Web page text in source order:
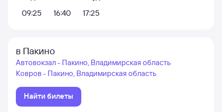
09:25
16:40
17:25
в Пакино
Автовокзал - Пакино, Владимирская область
Ковров - Пакино, Владимирская область
Найти билеты